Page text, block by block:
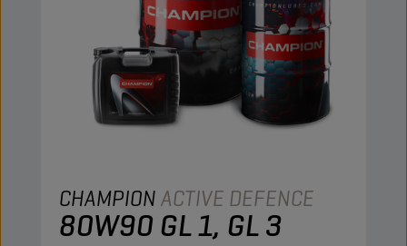
CHAMPIONACTIVE DEFENCE
80W90 GL 1, GL 3